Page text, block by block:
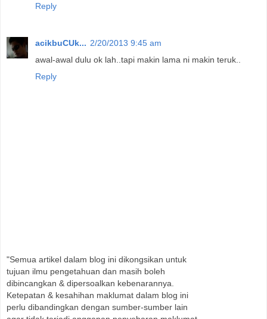
Reply
acikbuCUk... 2/20/2013 9:45 am
awal-awal dulu ok lah..tapi makin lama ni makin teruk..
Reply
"Semua artikel dalam blog ini dikongsikan untuk
tujuan ilmu pengetahuan dan masih boleh
dibincangkan & dipersoalkan kebenarannya.
Ketepatan & kesahihan maklumat dalam blog ini
perlu dibandingkan dengan sumber-sumber lain